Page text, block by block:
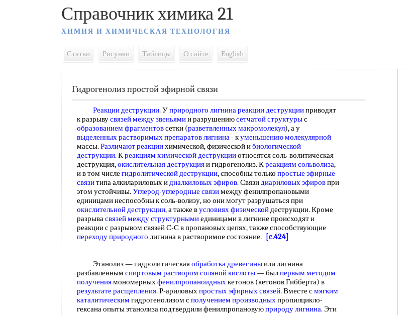
Справочник химика 21
ХИМИЯ И ХИМИЧЕСКАЯ ТЕХНОЛОГИЯ
Статьи Рисунки Таблицы О сайте English
Гидрогенолиз простой эфирной связи
Реакции деструкции. Уприродного лигнинареакции деструкцииприводят
к разрывусвязей между звеньямии разрушениюсетчатой структурыс
образованием фрагментовсетки (разветвленных макромолекул), а у
выделенных растворимых препаратов лигнина- куменьшению молекулярной
массы.Различают реакциихимической, физической ибиологической
деструкции. Креакциям химической деструкцииотносятся соль-волитическая
деструкция,окислительная деструкцияи гидрогенолиз. Креакциям сольволиза,
и в том числе гидролитической деструкции, способны только простые эфирные
связитипа алкилариловых идиалкиловых эфиров. Связидиариловых эфировпри
этом устойчивы.Углерод-углеродные связимежду фенилпропановыми
единицами неспособны к соль-волизу, но они могут разрушаться при
окислительной деструкции, а также вусловиях физическойдеструкции. Кроме
разрывасвязей между структурнымиединицами в лигнине происходят и
реакции с разрывом связей С-С в пропановых цепях, также способствующие
переходу природного лигнина в растворимое состояние. [c.424]
Этанолиз — гидролитическаяобработка древесиныили лигнина
разбавленным спиртовым раствором соляной кислоты— былпервым методом
получениямономерныхфенилпропаноидныхкетонов (кетонов Гибберта) в
результате расщепления. Р-ариловыхпростых эфирных связей. Вместе смягким
каталитическим гидрогенолизом сполучением производныхпропилцикло-
гексана опыты этанолиза подтвердили фенилпропановуюприроду лигнина. Эти